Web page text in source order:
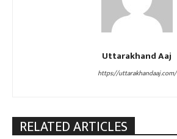
Uttarakhand Aaj
https://uttarakhandaaj.com/
RELATED ARTICLES